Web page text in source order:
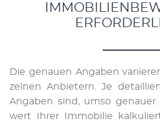
Die genauen An­ga­ben
zel­nen An­bie­tern. Je
An­ga­ben sind, umso
wert Ihrer Im­mo­bi­lie